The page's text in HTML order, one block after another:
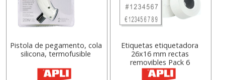
Pistola de pegamento, cola
silicona, termofusible
Etiquetas etiquetadora
26x16 mm rectas
removibles Pack 6